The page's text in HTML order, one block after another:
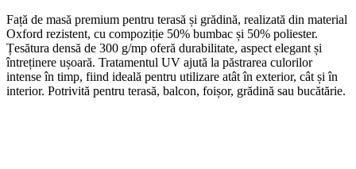
Față de masă premium pentru terasă și grădină, realizată din material
Oxford rezistent, cu compoziție 50% bumbac și 50% poliester.
Țesătura densă de 300 g/mp oferă durabilitate, aspect elegant și
întreținere ușoară. Tratamentul UV ajută la păstrarea culorilor
intense în timp, fiind ideală pentru utilizare atât în exterior, cât și în
interior. Potrivită pentru terasă, balcon, foișor, grădină sau bucătărie.